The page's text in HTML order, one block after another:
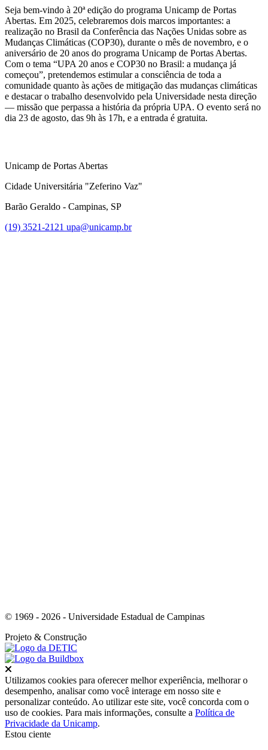
Seja bem-vindo à 20ª edição do programa Unicamp de Portas
Abertas. Em 2025, celebraremos dois marcos importantes: a
realização no Brasil da Conferência das Nações Unidas sobre as
Mudanças Climáticas (COP30), durante o mês de novembro, e o
aniversário de 20 anos do programa Unicamp de Portas Abertas.
Com o tema “UPA 20 anos e COP30 no Brasil: a mudança já
começou”, pretendemos estimular a consciência de toda a
comunidade quanto às ações de mitigação das mudanças climáticas
e destacar o trabalho desenvolvido pela Universidade nesta direção
— missão que perpassa a história da própria UPA. O evento será no
dia 23 de agosto, das 9h às 17h, e a entrada é gratuita.
Unicamp de Portas Abertas
Cidade Universitária "Zeferino Vaz"
Barão Geraldo - Campinas, SP
(19) 3521-2121 upa@unicamp.br
© 1969 - 2026 - Universidade Estadual de Campinas
Projeto & Construção
Utilizamos cookies para oferecer melhor experiência, melhorar o
desempenho, analisar como você interage em nosso site e
personalizar conteúdo. Ao utilizar este site, você concorda com o
uso de cookies. Para mais informações, consulte a Política de
Privacidade da Unicamp.
Estou ciente